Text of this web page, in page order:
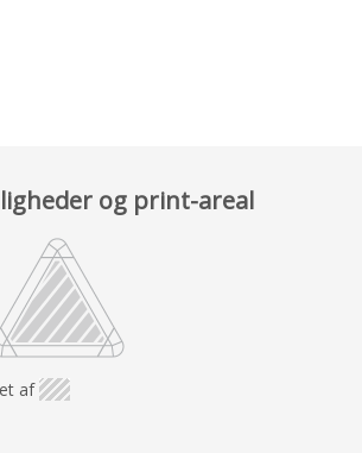
og print-areal
af